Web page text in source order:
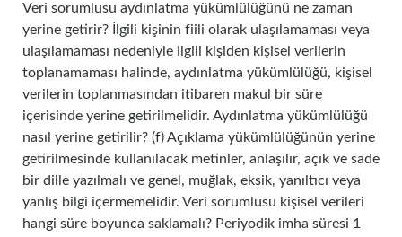
Veri sorumlusu aydınlatma yükümlülüğünü ne zaman
yerine getirir? İlgili kişinin fiili olarak ulaşılamaması veya
ulaşılamaması nedeniyle ilgili kişiden kişisel verilerin
toplanamaması halinde, aydınlatma yükümlülüğü, kişisel
verilerin toplanmasından itibaren makul bir süre
içerisinde yerine getirilmelidir. Aydınlatma yükümlülüğü
nasıl yerine getirilir? (f) Açıklama yükümlülüğünün yerine
getirilmesinde kullanılacak metinler, anlaşılır, açık ve sade
bir dille yazılmalı ve genel, muğlak, eksik, yanıltıcı veya
yanlış bilgi içermemelidir. Veri sorumlusu kişisel verileri
hangi süre boyunca saklamalı? Periyodik imha süresi 1